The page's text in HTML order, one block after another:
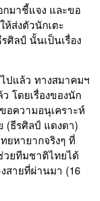
มาชี้แจง และขอ
ห้ส่งตัวนักเตะ
ศิลป์ นั้นเป็นเรื่อง
ปแล้ว ทางสมาคมฯ
โดยเรื่องของนัก
อความอนุเคราะห์
(ธีรศิลป์ แดงดา)
ยหายากจริงๆ ที่
ยทีมชาติไทยได้
สายที่ผ่านมา (16